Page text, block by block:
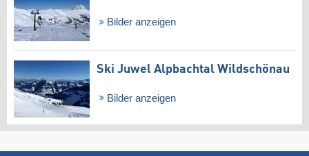
Bilder anzeigen
Ski Juwel Alpbachtal Wildschönau
Bilder anzeigen